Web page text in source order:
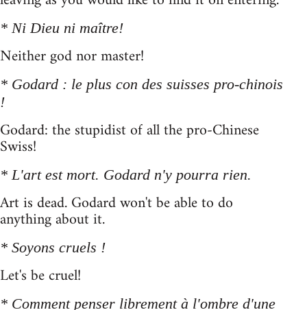
* Ni Dieu ni maître!
Neither god nor master!
* Godard : le plus con des suisses pro-chinois
!
Godard: the stupidist of all the pro-Chinese
Swiss!
* L'art est mort. Godard n'y pourra rien.
Art is dead. Godard won't be able to do
anything about it.
* Soyons cruels !
Let's be cruel!
* Comment penser librement à l'ombre d'une